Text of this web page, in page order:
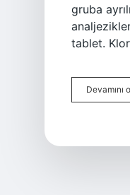
gruba
tablet.
Devamını